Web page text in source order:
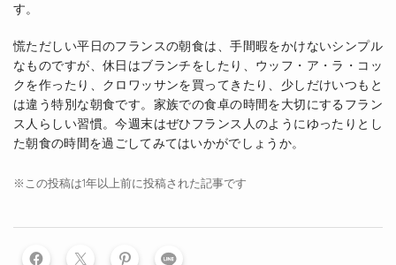
す。
慌ただしい平日のフランスの朝食は、手間暇をかけないシンプル
なものですが、休日はブランチをしたり、ウッフ・ア・ラ・コッ
クを作ったり、クロワッサンを買ってきたり、少しだけいつもと
は違う特別な朝食です。家族での食卓の時間を大切にするフラン
ス人らしい習慣。今週末はぜひフランス人のようにゆったりとし
た朝食の時間を過ごしてみてはいかがでしょうか。
※この投稿は1年以上前に投稿された記事です
LINE